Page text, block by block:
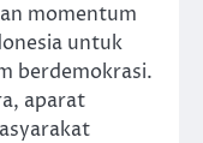
momentum
untuk
berdemokrasi.
aparat